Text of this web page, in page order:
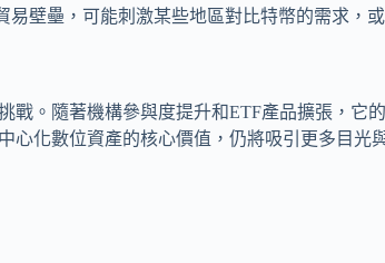
易壁壘，可能刺激某些地區對比特幣的需求，
戰。隨著機構參與度提升和ETF產品擴張，
心化數位資產的核心價值，仍將吸引更多目光